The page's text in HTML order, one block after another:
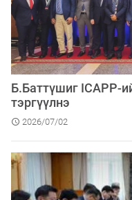
Б.Баттүшиг ICAPP-
тэргүүлнэ
2026/07/02